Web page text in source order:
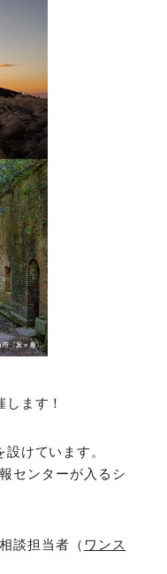
ます！
けています。
センターが入るシ
談担当者（ ワンス